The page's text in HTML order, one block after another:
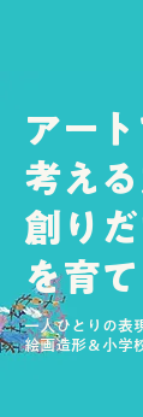
アー
考え
創り
を育
一人ひとりの表
絵画造形＆小学